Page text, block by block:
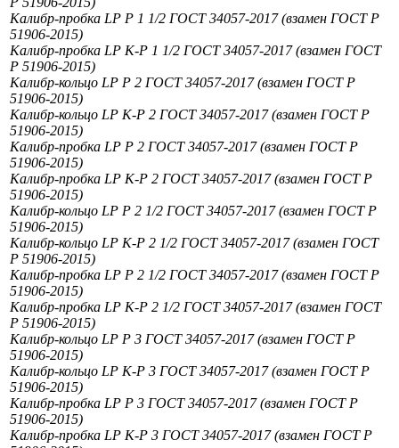
Калибр-пробка LP Р 1 1/2 ГОСТ 34057-2017 (взамен ГОСТ Р
51906-2015)
Калибр-пробка LP К-Р 1 1/2 ГОСТ 34057-2017 (взамен ГОСТ
Р 51906-2015)
Калибр-кольцо LP Р 2 ГОСТ 34057-2017 (взамен ГОСТ Р
51906-2015)
Калибр-кольцо LP К-Р 2 ГОСТ 34057-2017 (взамен ГОСТ Р
51906-2015)
Калибр-пробка LP Р 2 ГОСТ 34057-2017 (взамен ГОСТ Р
51906-2015)
Калибр-пробка LP К-Р 2 ГОСТ 34057-2017 (взамен ГОСТ Р
51906-2015)
Калибр-кольцо LP Р 2 1/2 ГОСТ 34057-2017 (взамен ГОСТ Р
51906-2015)
Калибр-кольцо LP К-Р 2 1/2 ГОСТ 34057-2017 (взамен ГОСТ
Р 51906-2015)
Калибр-пробка LP Р 2 1/2 ГОСТ 34057-2017 (взамен ГОСТ Р
51906-2015)
Калибр-пробка LP К-Р 2 1/2 ГОСТ 34057-2017 (взамен ГОСТ
Р 51906-2015)
Калибр-кольцо LP Р 3 ГОСТ 34057-2017 (взамен ГОСТ Р
51906-2015)
Калибр-кольцо LP К-Р 3 ГОСТ 34057-2017 (взамен ГОСТ Р
51906-2015)
Калибр-пробка LP Р 3 ГОСТ 34057-2017 (взамен ГОСТ Р
51906-2015)
Калибр-пробка LP К-Р 3 ГОСТ 34057-2017 (взамен ГОСТ Р